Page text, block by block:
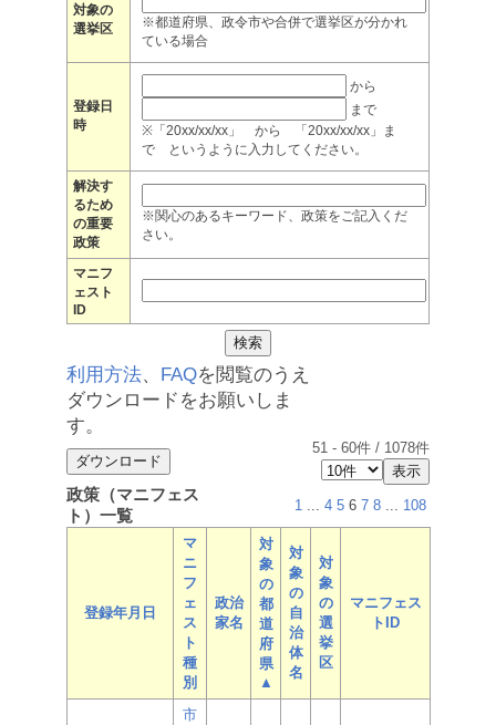
対象の
選挙区
※都道府県、政令市や合併で選挙区が分かれ
ている場合
登録日
時
から
まで
※「20xx/xx/xx」 から 「20xx/xx/xx」ま
で というように入力してください。
解決す
るため
の重要
政策
※関心のあるキーワード、政策をご記入くだ
さい。
マニフ
ェスト
ID
利用方法、 FAQを閲覧のうえ
ダウンロードをお願いしま
す。
51 - 60件 / 1078件
政策（マニフェス
ト）一覧
1 ... 4 5 6 7 8 ... 108
登録年月日
マ
ニ
フ
ェ
ス
ト
種
別
政治
家名
対
象
の
都
道
府
県
▲
対
象
の
自
治
体
名
対
象
の
選
挙
区
マニフェス
トID
市